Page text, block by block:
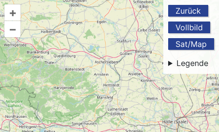
Zurück
Vollbild
Sat/Map
Legende
+
–